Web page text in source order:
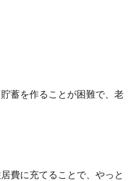
蓄を作ることが困難で、老
費に充てることで、やっと